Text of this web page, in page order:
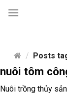
content / Posts
nuôi tôm
Nuôi trồng thủy